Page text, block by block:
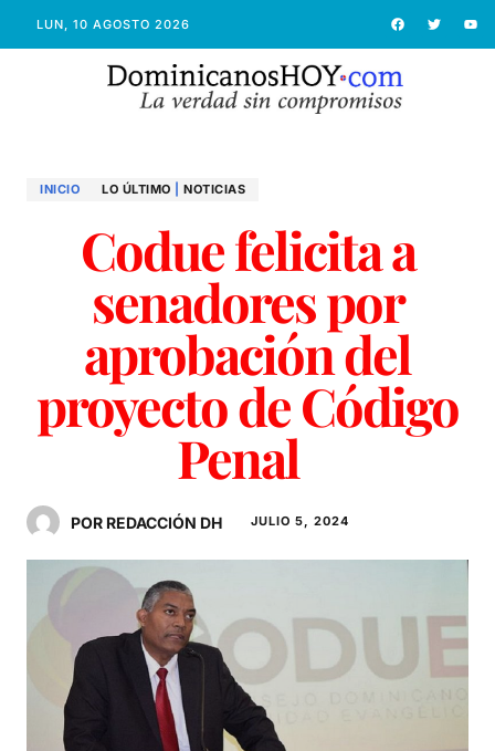
LUN, 10 AGOSTO 2026
INICIO LO ÚLTIMO NOTICIAS
Codue felicita a
senadores por
aprobación del
proyecto de Código
Penal
POR REDACCIÓN DH JULIO 5, 2024